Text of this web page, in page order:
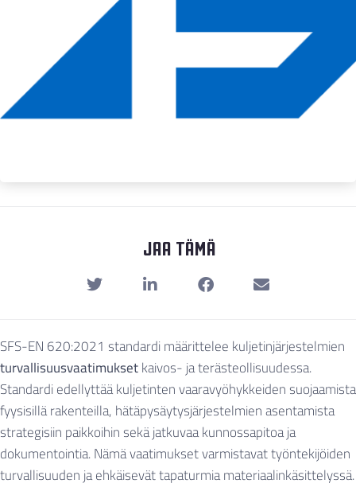
Jaa Tämä
SFS-EN 620:2021 standardi määrittelee kuljetinjärjestelmien
turvallisuusvaatimuksetkaivos- ja terästeollisuudessa.
Standardi edellyttää kuljetinten vaaravyöhykkeiden suojaamista
fyysisillä rakenteilla, hätäpysäytysjärjestelmien asentamista
strategisiin paikkoihin sekä jatkuvaa kunnossapitoa ja
dokumentointia. Nämä vaatimukset varmistavat työntekijöiden
turvallisuuden ja ehkäisevät tapaturmia materiaalinkäsittelyssä.